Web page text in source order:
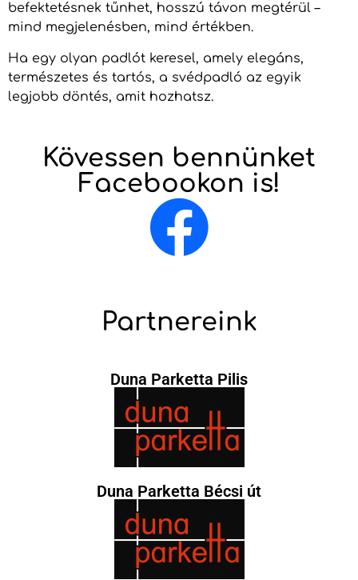
befektetésnek tűnhet, hosszú távon megtérül –
mind megjelenésben, mind értékben.
Ha egy olyan padlót keresel, amely elegáns,
természetes és tartós, a svédpadló az egyik
legjobb döntés, amit hozhatsz.
Kövessen bennünket
Facebookon is!
Partnereink
Duna Parketta Pilis
Duna Parketta Bécsi út